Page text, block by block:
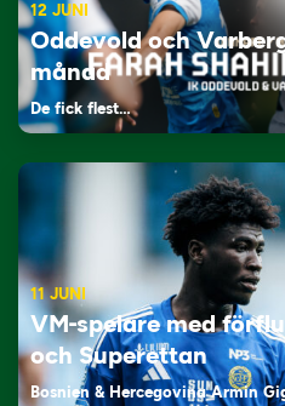
12 JUNI
Oddevold och
månad
De fick flest…
11 JUNI
VM-spelare med
och Superettan
Bosnien & Hercegovina Armin